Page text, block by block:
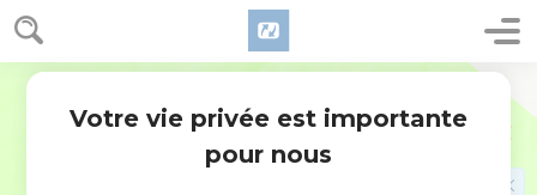
Josué 19
44 Eltheké, Guibbethon, Baalath,
Jehud, Bené-Berak, Gath-Rimmon,
Mé-Jarkon et Rakkon, avec le territoire qui fait face à
Toutefois, le territoire des Danites dépassa ces limites. Les
Votre vie privée est importante
pour nous